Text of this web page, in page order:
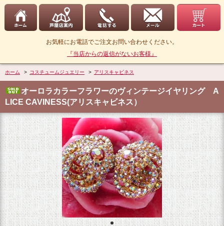
お気軽にお電話でご注文お問い合わせください。
『当店からの返信がないお客様』
ホーム > コスチュームジュエリー > アリスキャビネス
オーロラカラーフラワーのヴィンテージイヤリング A
LICE CAVINESS(アリスキャビネス）